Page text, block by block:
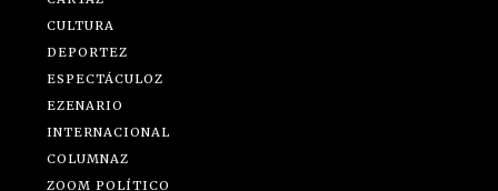
CULTURA
DEPORTEZ
ESPECTÁCULOZ
EZENARIO
INTERNACIONAL
COLUMNAZ
ZOOM POLÍTICO